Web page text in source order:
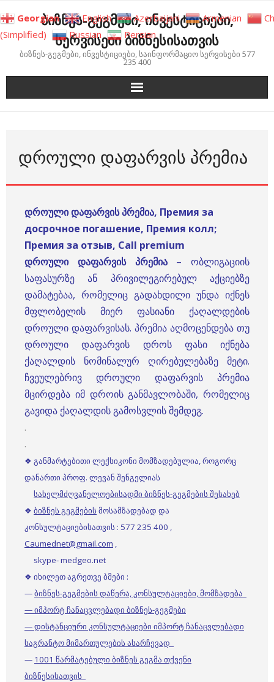
to
content
ბიზნეს-გეგმები, ინვესტიციები,
სერვისები ბიზნესისათვის
ბიზნეს-გეგმები, ინვესტიციები, საინფორმაციო სერვისები 577
235 400
ᲓᲠᲝᲣᲚᲘ ᲓᲐᲤᲐᲠᲕᲘᲡ ᲞᲠᲔᲛᲘᲐ
დროული დაფარვის პრემია, Премия за
досрочное погашение, Премия колл;
Премия за отзыв, Call premium
დროული დაფარვის პრემია– ობლიგაციის
საფასურზე ან პრივილეგირებულ აქციებზე
დამატებაა, რომელიც გადახდილი უნდა იქნეს
მფლობელის მიერ ფასიანი ქაღალდების
დროული დაფარვისას. პრემია აღმოცენდება თუ
დროული დაფარვის დროს ფასი იქნება
ქაღალდის ნომინალურ ღირებულებაზე მეტი.
ჩვეულებრივ დროული დაფარვის პრემია
მცირდება იმ დროის განმავლობაში, რომელიც
გავიდა ქაღალდის გამოსვლის შემდეგ.
.
.
❖ განმარტებითი ლექსიკონი მომზადებულია, როგორც
დანართი პროფ. ლევან შენგელიას
სახელმძღვანელოებისადმი ბიზნეს-გეგმების შესახებ
❖ ბიზნეს გეგმების მოსამზადებად და
კონსულტაციებისათვის : 577 235 400 ,
Caumednet@gmail.com ,
skype- medgeo.net
❖ იხილეთ აგრეთვე ბმები :
—ბიზნეს-გეგმების დაწერა, კონსულტაციები, მომზადება
— იმპორტ ჩანაცვლებადი ბიზნეს-გეგმები
— დისტანციური კონსულტაციები იმპორტ ჩანაცვლებადი
საგრანტო მიმართულების ასარჩევად
— 1001 წარმატებული ბიზნეს გეგმა თქვენი
ბიზნესისათვის
Georgian English Azerbaijani Armenian
(Simplified)
Russian Persian